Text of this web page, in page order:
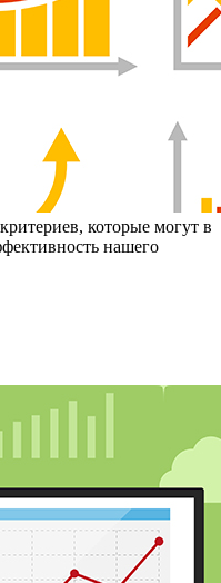
которые могут в
нашего